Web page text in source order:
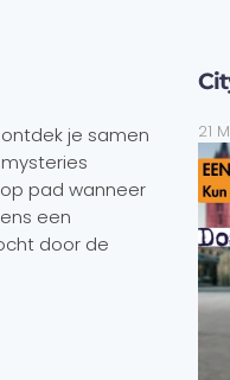
je samen
pad wanneer
een
door de
21